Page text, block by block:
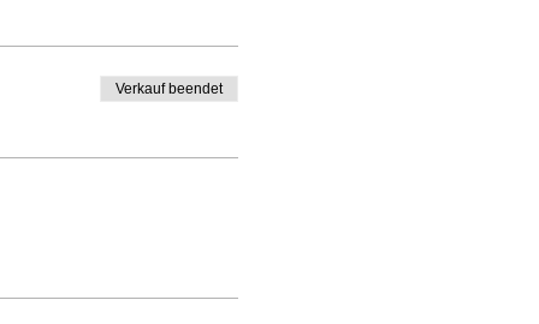
Verkauf beendet